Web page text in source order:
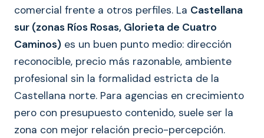
comercial frente a otros perfiles. La Castellana
sur (zonas Ríos Rosas, Glorieta de Cuatro
Caminos) es un buen punto medio: dirección
reconocible, precio más razonable, ambiente
profesional sin la formalidad estricta de la
Castellana norte. Para agencias en crecimiento
pero con presupuesto contenido, suele ser la
zona con mejor relación precio-percepción.